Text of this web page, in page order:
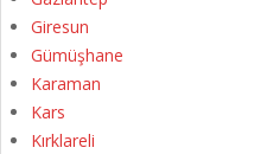
Giresun
Gümüşhane
Karaman
Kars
Kırklareli